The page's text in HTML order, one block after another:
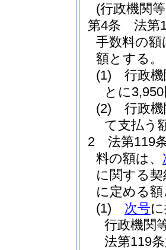
(行政機関
第4条
法第
手数料の
額とする。
(1)
行政
とに
(2)
行政
て支払う
2
法第119
料の額は、
に関する
に定める
(1)
次号
行政機関
法第119